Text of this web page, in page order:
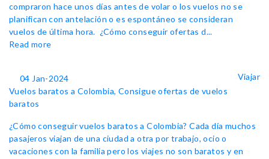
compraron hace unos días antes de volar o los vuelos no se
planifican con antelación o es espontáneo se consideran
vuelos de última hora. ¿Cómo conseguir ofertas d...
Read more
04 Jan-2024
Viajar
Vuelos baratos a Colombia, Consigue ofertas de vuelos
baratos
¿Cómo conseguir vuelos baratos a Colombia? Cada día muchos
pasajeros viajan de una ciudad a otra por trabajo, ocio o
vacaciones con la familia pero los viajes no son baratos y en